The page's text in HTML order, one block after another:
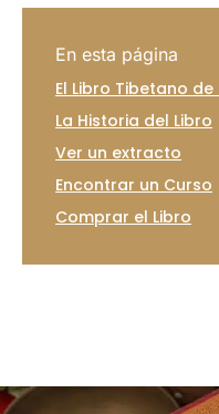
En esta página
El Libro Tibetano
La Historia del Libro
Ver un extracto
Encontrar un Curso
Comprar el Libro